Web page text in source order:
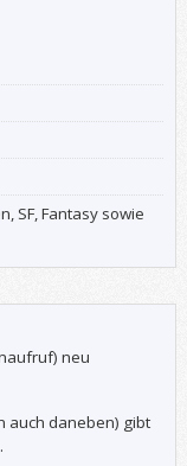
SF, Fantasy sowie
neu
auch daneben) gibt